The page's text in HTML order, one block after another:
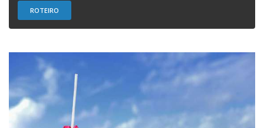
ROTEIRO